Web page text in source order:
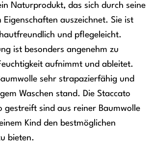
Naturprodukt, das sich durch seine
auszeichnet. Sie ist
und pflegeleicht.
ist besonders angenehm zu
aufnimmt und ableitet.
sehr strapazierfähig und
Waschen stand. Die Staccato
gestreift sind aus reiner Baumwolle
Kind den bestmöglichen
bieten.